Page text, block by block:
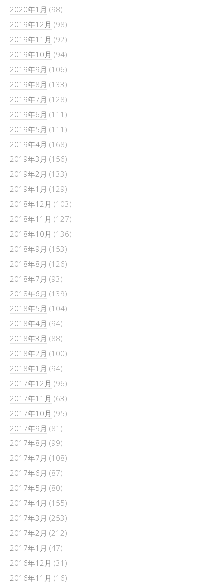
2020年1月 (98)
2019年12月 (98)
2019年11月 (92)
2019年10月 (94)
2019年9月 (106)
2019年8月 (133)
2019年7月 (128)
2019年6月 (111)
2019年5月 (111)
2019年4月 (168)
2019年3月 (156)
2019年2月 (133)
2019年1月 (129)
2018年12月 (103)
2018年11月 (127)
2018年10月 (136)
2018年9月 (153)
2018年8月 (126)
2018年7月 (93)
2018年6月 (139)
2018年5月 (104)
2018年4月 (94)
2018年3月 (88)
2018年2月 (100)
2018年1月 (94)
2017年12月 (96)
2017年11月 (63)
2017年10月 (95)
2017年9月 (81)
2017年8月 (99)
2017年7月 (108)
2017年6月 (87)
2017年5月 (80)
2017年4月 (155)
2017年3月 (253)
2017年2月 (212)
2017年1月 (47)
2016年12月 (31)
2016年11月 (16)